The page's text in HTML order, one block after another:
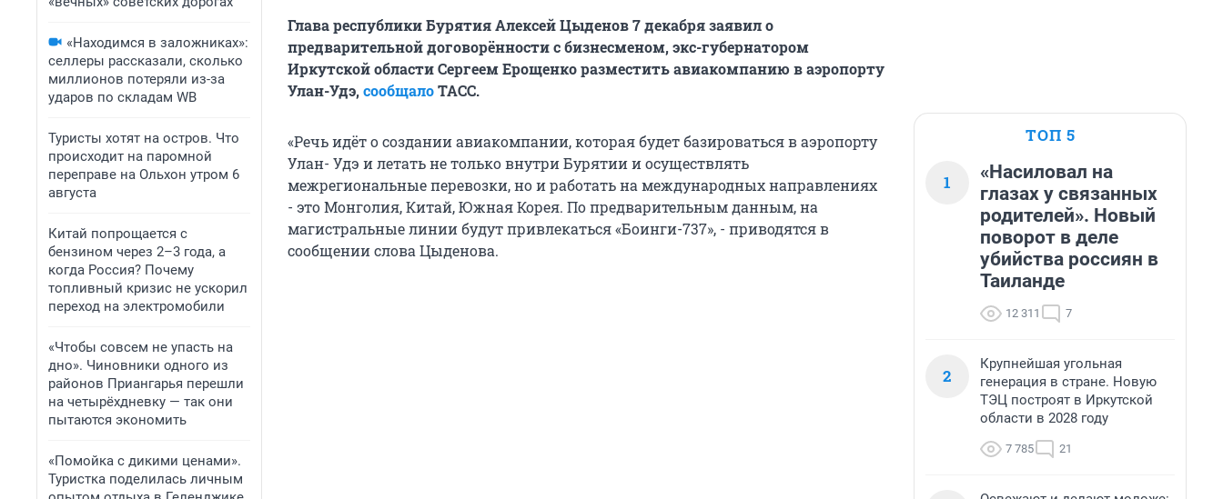
«Находимся в заложниках»:
селлеры рассказали, сколько
миллионов потеряли из-за
ударов по складам WB
Туристы хотят на остров. Что
происходит на паромной
переправе на Ольхон утром 6
августа
Китай попрощается с
бензином через 2–3 года, а
когда Россия? Почему
топливный кризис не ускорил
переход на электромобили
«Чтобы совсем не упасть на
дно». Чиновники одного из
районов Приангарья перешли
на четырёхдневку — так они
пытаются экономить
«Помойка с дикими ценами».
Туристка поделилась личным
Глава республики Бурятия Алексей Цыденов 7 декабря заявил о
предварительной договорённости с бизнесменом, экс-губернатором
Иркутской области Сергеем Ерощенко разместить авиакомпанию в аэропорту
Улан-Удэ,сообщалоТАСС.
«Речь идёт о создании авиакомпании, которая будет базироваться в аэропорту
Улан- Удэ и летать не только внутри Бурятии и осуществлять
межрегиональные перевозки, но и работать на международных направлениях
- это Монголия, Китай, Южная Корея. По предварительным данным, на
магистральные линии будут привлекаться «Боинги-737», - приводятся в
сообщении слова Цыденова.
ТОП 5
1
«Насиловал на
глазах у связанных
родителей». Новый
поворот в деле
убийства россиян в
Таиланде
12 311 7
2
Крупнейшая угольная
генерация в стране. Новую
ТЭЦ построят в Иркутской
области в 2028 году
7 785 21